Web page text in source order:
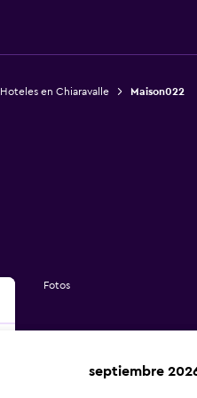
Hoteles en Chiaravalle Maison022
Fotos
septiembre